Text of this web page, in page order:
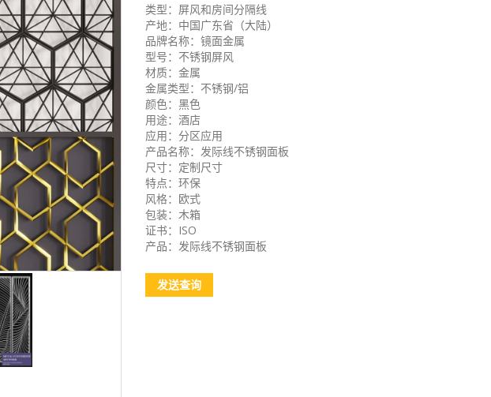
类型：屏风和房间分隔线
产地：中国广东省（大陆）
品牌名称：镜面金属
型号：不锈钢屏风
材质：金属
金属类型：不锈钢/铝
颜色：黑色
用途：酒店
应用：分区应用
产品名称：发际线不锈钢面板
尺寸：定制尺寸
特点：环保
风格：欧式
包装：木箱
证书：ISO
产品：发际线不锈钢面板
发送查询